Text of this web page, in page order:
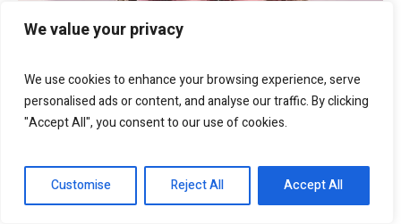
We value your privacy
We use cookies to enhance your browsing experience, serve
personalised ads or content, and analyse our traffic. By clicking
"Accept All", you consent to our use of cookies.
Customise Reject All Accept All